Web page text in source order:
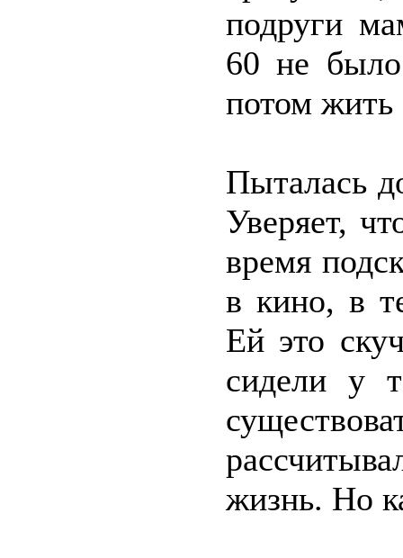
подруги
60 не
потом жить
Пыталась
Уверяет,
время
в кино, в
Ей это
сидели у
жизнь. Но